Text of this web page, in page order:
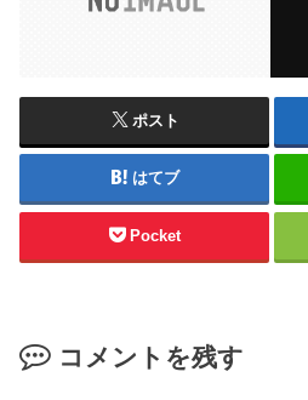
ポスト
はてブ
Pocket
コメントを残す